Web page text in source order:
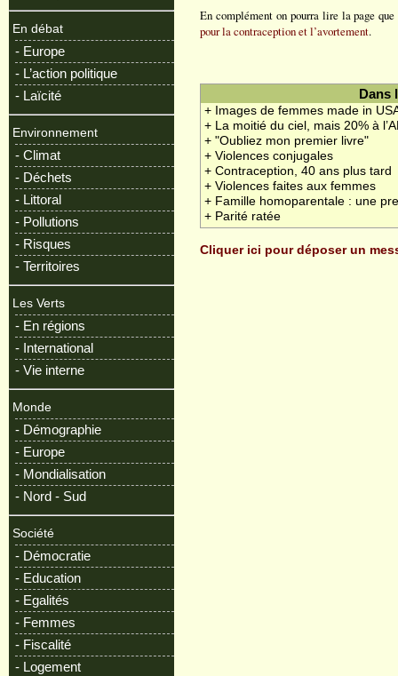
En débat
- Europe
- L’action politique
- Laïcité
Environnement
- Climat
- Déchets
- Littoral
- Pollutions
- Risques
- Territoires
Les Verts
- En régions
- International
- Vie interne
Monde
- Démographie
- Europe
- Mondialisation
- Nord - Sud
Société
- Démocratie
- Education
- Egalités
- Femmes
- Fiscalité
- Logement
En complément on pourra lire la page
pour la contraception et l’avortement.
Dans
+ Images de femmes made in
+ La moitié du ciel, mais 20% à
+ "Oubliez mon premier livre"
+ Violences conjugales
+ Contraception, 40 ans plus tard
+ Violences faites aux femmes
+ Famille homoparentale : une
+ Parité ratée
Cliquer ici pour déposer un